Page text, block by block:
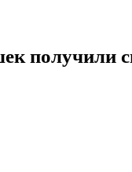
получили